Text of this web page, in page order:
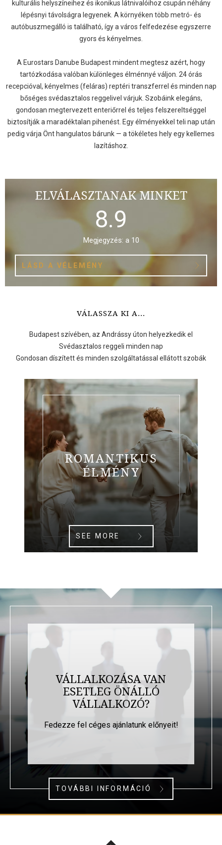
kulturális helyszíneihez és ikonikus látnivalóihoz csupán néhány
lépésnyi távolságra legyenek. A környéken több metró- és
autóbuszmegálló is található, így a város felfedezése egyszerre
gyors és kényelmes.
A Eurostars Danube Budapest mindent megtesz azért, hogy
tartózkodása valóban különleges élménnyé váljon. 24 órás
recepcióval, kényelmes (feláras) reptéri transzferrel és minden nap
bőséges svédasztalos reggelivel várjuk. Szobáink elegáns,
gondosan megtervezett enteriőrrel és teljes felszereltséggel
biztosítják a maradéktalan pihenést. Egy élményekkel teli nap után
pedig várja Önt hangulatos bárunk — a tökéletes hely egy kellemes
lazításhoz.
ELVÁLASZTANAK MINKET
8.9
Megjegyzés: a 10
LÁSD A VÉLEMÉNY
VÁLASSZA KI A...
Budapest szívében, az Andrássy úton helyezkedik el
Svédasztalos reggeli minden nap
Gondosan díszített és minden szolgáltatással ellátott szobák
ROMANTIKUS
ÉLMÉNY
SEE MORE
VÁLLALKOZÁSA VAN
ESETLEG ÖNÁLLÓ
VÁLLALKOZÓ?
Fedezze fel céges ajánlatunk előnyeit!
TOVÁBBI INFORMÁCIÓ